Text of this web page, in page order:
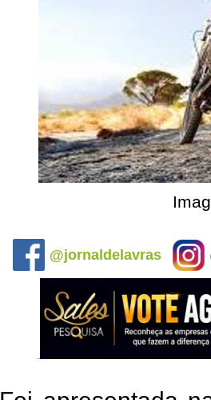
@jornaldelavras